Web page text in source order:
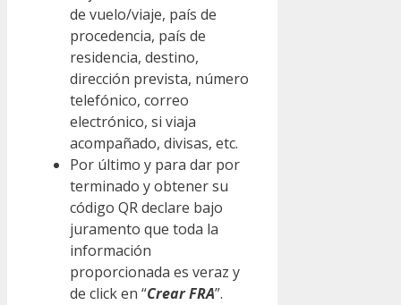
de vuelo/viaje, país de
procedencia, país de
residencia, destino,
dirección prevista, número
telefónico, correo
electrónico, si viaja
acompañado, divisas, etc.
Por último y para dar por
terminado y obtener su
código QR declare bajo
juramento que toda la
información
proporcionada es veraz y
de click en “Crear FRA”.